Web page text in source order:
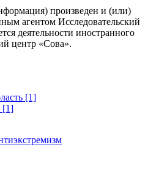
произведен и (или)
агентом Исследовательский
деятельности иностранного
центр «Сова».
[1]
[1]